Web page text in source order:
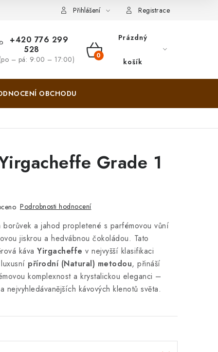
Zásady pro vracení zboží a reklamace Hodnocení obchodu
Přihlášení Registrace
+420 776 299
528
(po – pá: 9:00 – 17:00)
NÁKUPNÍ
Prázdný
košík
OBCHODU
Grade 1
Podrobnosti hodnocení
borůvek a jahod propletené s parfémovou vůní
jiskrou a hedvábnou čokoládou. Tato
káva Yirgacheffe v nejvyšší klasifikaci
přírodní (Natural) metodou, přináší
komplexnost a krystalickou eleganci –
nejvyhledávanějších kávových klenotů světa.